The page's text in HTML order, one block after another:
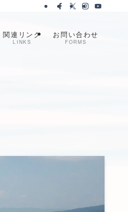
関連リンク
LINKS
お問い合わせ
FORMS